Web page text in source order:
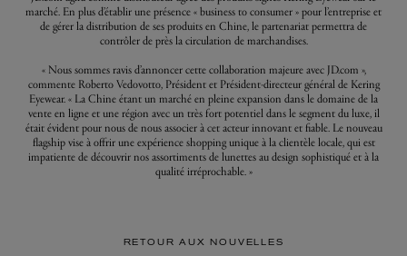
marché. En plus d’établir une présence « business to consumer » pour l’entreprise et
de gérer la distribution de ses produits en Chine, le partenariat permettra de
contrôler de près la circulation de marchandises.
« Nous sommes ravis d’annoncer cette collaboration majeure avec JD.com »,
commente Roberto Vedovotto, Président et Président-directeur général de Kering
Eyewear. « La Chine étant un marché en pleine expansion dans le domaine de la
vente en ligne et une région avec un très fort potentiel dans le segment du luxe, il
était évident pour nous de nous associer à cet acteur innovant et fiable. Le nouveau
flagship vise à offrir une expérience shopping unique à la clientèle locale, qui est
impatiente de découvrir nos assortiments de lunettes au design sophistiqué et à la
qualité irréprochable. »
RETOUR AUX NOUVELLES